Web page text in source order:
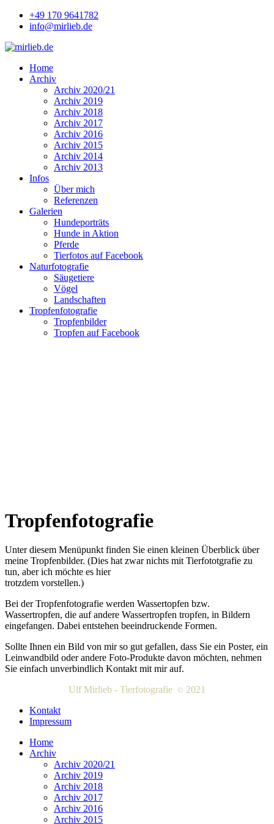
+49 170 9641782
info@mirlieb.de
Home
Archiv
Archiv 2020/21
Archiv 2019
Archiv 2018
Archiv 2017
Archiv 2016
Archiv 2015
Archiv 2014
Archiv 2013
Infos
Über mich
Referenzen
Galerien
Hundeporträts
Hunde in Aktion
Pferde
Tierfotos auf Facebook
Naturfotografie
Säugetiere
Vögel
Landschaften
Tropfenfotografie
Tropfenbilder
Tropfen auf Facebook
Tropfenfotografie
Unter diesem Menüpunkt finden Sie einen kleinen Überblick über
meine Tropfenbilder. (Dies hat zwar nichts mit Tierfototgrafie zu
tun, aber ich möchte es hier
trotzdem vorstellen.)
Bei der Tropfenfotografie werden Wassertopfen bzw.
Wassertropfen, die auf andere Wassertropfen tropfen, in Bildern
eingefangen. Dabei entstehen beeindruckende Formen.
Sollte Ihnen ein Bild von mir so gut gefallen, dass Sie ein Poster, ein
Leinwandbild oder andere Foto-Produkte davon möchten, nehmen
Sie einfach unverbindlich Kontakt mit mir auf.
Ulf Mirlieb - Tierfotografie © 2021
Kontakt
Impressum
Home
Archiv
Archiv 2020/21
Archiv 2019
Archiv 2018
Archiv 2017
Archiv 2016
Archiv 2015